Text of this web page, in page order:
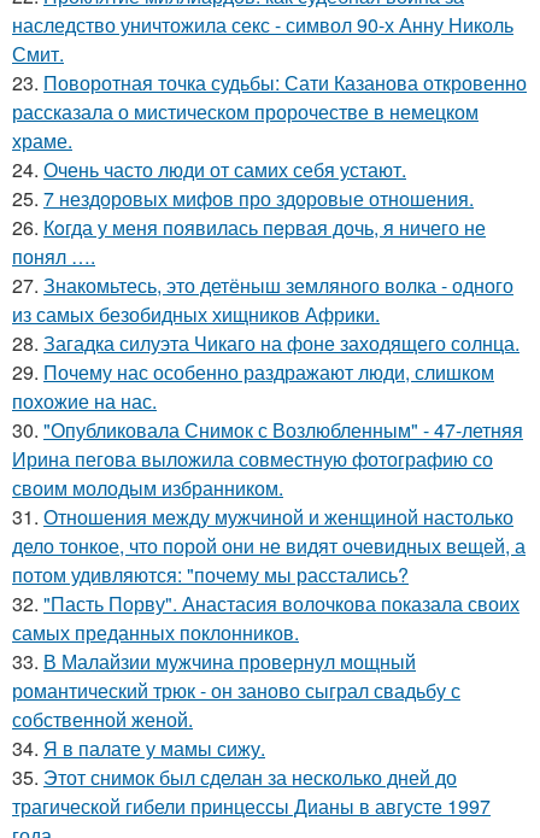
наследство уничтожила секс - символ 90-х Анну Николь
Смит.
23. Поворотная точка судьбы: Сати Казанова откровенно
рассказала о мистическом пророчестве в немецком
храме.
24. Очень часто люди от самих себя устают.
25. 7 нездоровых мифов про здоровые отношения.
26. Кoгда у меня появилась пepвая дочь, я ничего не
понял ….
27. Знакомьтесь, это детёныш земляного волка - одного
из самых безобидных хищников Африки.
28. Загадка силуэта Чикаго на фоне заходящего солнца.
29. Почему нас особенно раздражают люди, слишком
похожие на нас.
30. "Опубликовала Снимок с Возлюбленным" - 47-летняя
Ирина пегова выложила совместную фотографию со
своим молодым избранником.
31. Отношения между мужчиной и женщиной настолько
дело тонкое, что порой они не видят очевидных вещей, а
потом удивляются: "почему мы расстались?
32. "Пасть Порву". Анастасия волочкова показала своих
самых преданных поклонников.
33. В Малайзии мужчина провернул мощный
романтический трюк - он заново сыграл свадьбу с
собственной женой.
34. Я в палате у мамы сижу.
35. Этот снимок был сделан за несколько дней до
трагической гибели принцессы Дианы в августе 1997